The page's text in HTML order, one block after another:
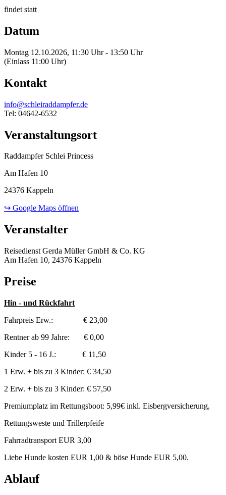
findet statt
Datum
Montag 12.10.2026, 11:30 Uhr - 13:50 Uhr
(Einlass 11:00 Uhr)
Kontakt
info@schleiraddampfer.de
Tel: 04642-6532
Veranstaltungsort
Raddampfer Schlei Princess
Am Hafen 10
24376 Kappeln
↪ Google Maps öffnen
Veranstalter
Reisedienst Gerda Müller GmbH & Co. KG
Am Hafen 10, 24376 Kappeln
Preise
Hin - und Rückfahrt
Fahrpreis Erw.: € 23,00
Rentner ab 99 Jahre: € 0,00
Kinder 5 - 16 J.: € 11,50
1 Erw. + bis zu 3 Kinder: € 34,50
2 Erw. + bis zu 3 Kinder: € 57,50
Premiumplatz im Rettungsboot: 5,99€ inkl. Eisbergversicherung,
Rettungsweste und Trillerpfeife
Fahrradtransport EUR 3,00
Liebe Hunde kosten EUR 1,00 & böse Hunde EUR 5,00.
Ablauf